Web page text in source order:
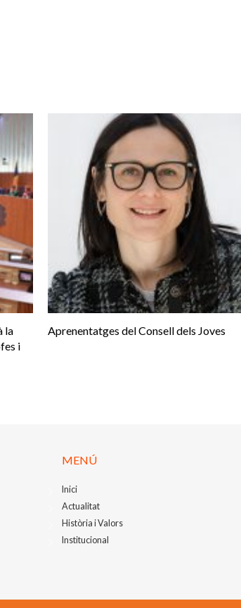
la
i
Aprenentatges del Consell dels Joves
MENÚ
Inici
Actualitat
Història i Valors
Institucional